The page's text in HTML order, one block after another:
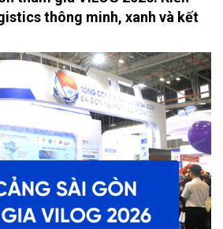
thông minh, xanh và kết